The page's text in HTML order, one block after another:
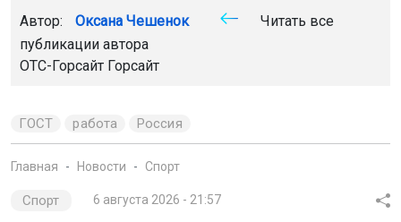
Автор: Оксана Чешенок
Читать все
публикации автора
ОТС-Горсайт Горсайт
ГОСТ работа Россия
Главная Новости Спорт
Спорт 6 августа 2026 - 21:57